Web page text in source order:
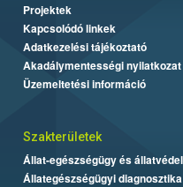
Projektek
Kapcsolódó linkek
Adatkezelési tájékoztató
Akadálymentességi nyilatkozat
Üzemeltetési információ
Szakterületek
Állat-egészségügy és
Állategészségügyi diagnosztika